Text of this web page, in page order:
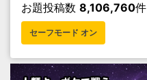
お題投稿数 8,106,760件
セーフモード オン